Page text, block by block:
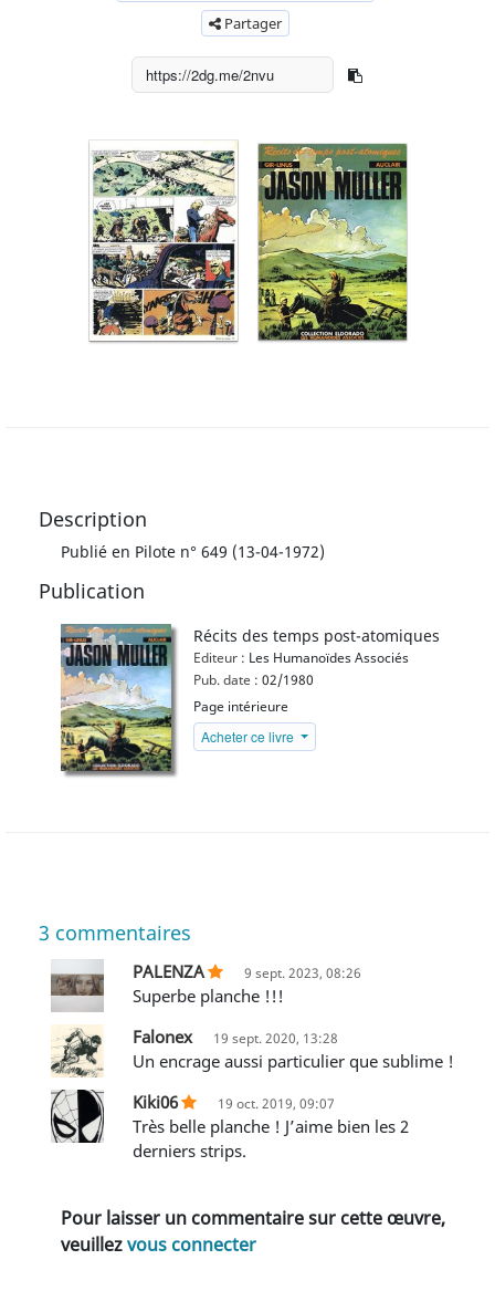
Partager
Description
Publié en Pilote n° 649 (13-04-1972)
Publication
Récits des temps post-atomiques
Editeur : Les Humanoïdes Associés
Pub. date : 02/1980
Page intérieure
Acheter ce livre
3 commentaires
PALENZA 9 sept. 2023, 08:26
Superbe planche !!!
Falonex
19 sept. 2020, 13:28
Un encrage aussi particulier que sublime !
Kiki06
19 oct. 2019, 09:07
Très belle planche ! J’aime bien les 2
derniers strips.
Pour laisser un commentaire sur cette œuvre,
veuillezvous connecter